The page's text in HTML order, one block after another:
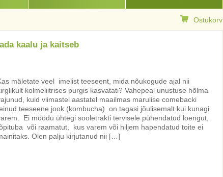
Ostukorv
kaalu ja kaitseb
mäletate veel imelist teeseent, mida nõukogude ajal nii
kolmeliitrises purgis kasvatati? Vahepeal unustuse hõlma
kuid viimastel aastatel maailmas marulise comebacki
teeseene jook (kombucha) on tagasi jõulisemalt kui kunagi
Ei möödu ühtegi sooletrakti tervisele pühendatud loengut,
või raamatut, kus varem või hiljem hapendatud toite ei
Olen palju kirjutanud nii […]